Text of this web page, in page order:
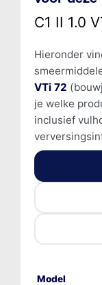
C1 II 1.0
Hieronder
VTi 72
je welke
inclusief
Model